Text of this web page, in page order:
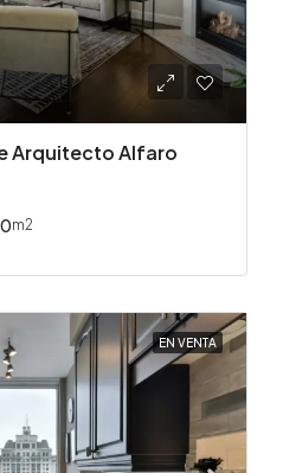
Arquitecto Alfaro
m2
EN VENTA